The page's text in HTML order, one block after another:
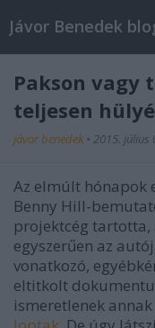
Jávor Benedek
Pakson vagy
teljesen
jávor benedek • 2015. július
Az elmúlt hónapok
Benny Hill-
projektcég tartotta,
egyszerűen az
vonatkozó,
eltitkolt
ismeretlenek